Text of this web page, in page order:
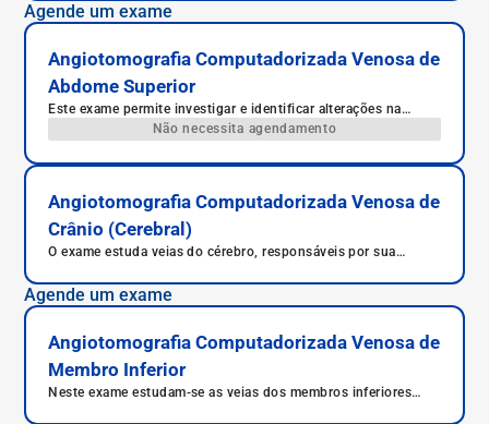
Agende um exame
Angiotomografia Computadorizada Venosa de
Abdome Superior
Este exame permite investigar e identificar alterações na
estrutura e funcionamento dos vasos sanguíneos.
Não necessita agendamento
Angiotomografia Computadorizada Venosa de
Crânio (Cerebral)
O exame estuda veias do cérebro, responsáveis por sua
Agende um exame
Angiotomografia Computadorizada Venosa de
Membro Inferior
Neste exame estudam-se as veias dos membros inferiores